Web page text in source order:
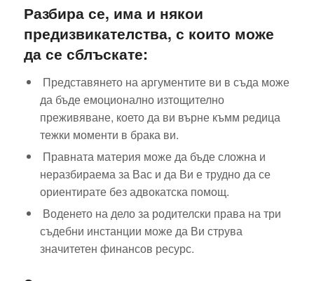
Разбира се, има и някои
предизвикателства, с които може
да се сблъскате:
Представянето на аргументите ви в съда може
да бъде емоционално изтощително
преживяване, което да ви върне къмм редица
тежки моменти в брака ви.
Правната материя може да бъде сложна и
неразбираема за Вас и да Ви е трудно да се
ориентирате без адвокатска помощ.
Воденето на дело за родителски права на три
съдебни инстанции може да Ви струва
значитетен финансов ресурс.